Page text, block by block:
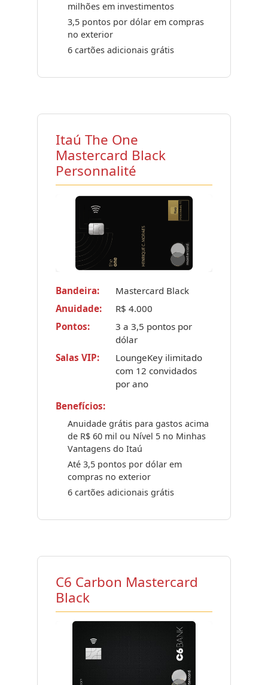
milhões em investimentos
3,5 pontos por dólar em compras
no exterior
6 cartões adicionais grátis
Itaú The One
Mastercard Black
Personnalité
Bandeira:
Mastercard Black
Anuidade:
R$ 4.000
Pontos:
3 a 3,5 pontos por
dólar
Salas VIP:
LoungeKey ilimitado
com 12 convidados
por ano
Benefícios:
Anuidade grátis para gastos acima
de R$ 60 mil ou Nível 5 no Minhas
Vantagens do Itaú
Até 3,5 pontos por dólar em
compras no exterior
6 cartões adicionais grátis
C6 Carbon Mastercard
Black